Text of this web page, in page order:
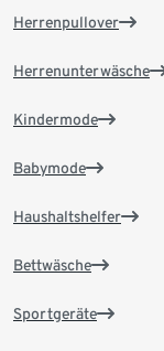
Herrenpullover
Herrenunterwäsche
Kindermode
Babymode
Haushaltshelfer
Bettwäsche
Sportgeräte